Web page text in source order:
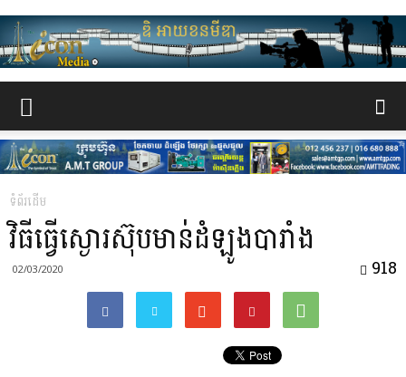
ទំព័រដើម
វិធីធ្វើស្ងោរស៊ុបមាន់ដំឡូងបារាំង
02/03/2020 918